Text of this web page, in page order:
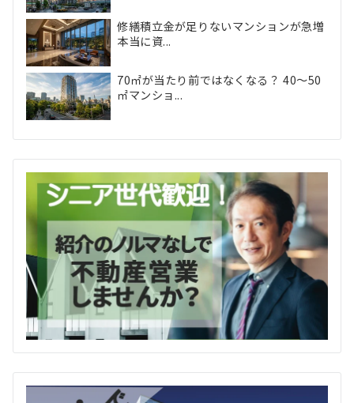
修繕積立金が足りないマンションが急増
本当に資...
70㎡が当たり前ではなくなる？ 40〜50
㎡マンショ...